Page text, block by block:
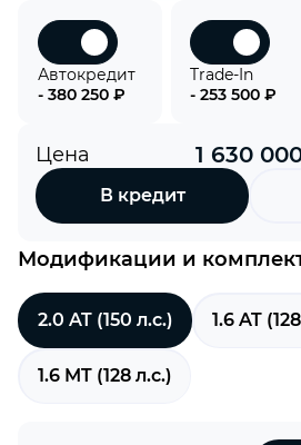
Автокредит
- 380 250 ₽
Trade-In
- 253 500 ₽
Цена 1 630
В кредит
Модификации и
2.0 AT (150 л.с.) 1.6 AT
1.6 MT (128 л.с.)